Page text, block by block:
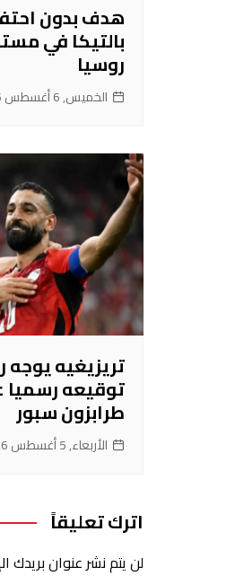
هدف بدون
بالتيكا في
روسيا
الخميس, 6 أغسطس 2026, 4:54
تريزيغيه يوجه
توقيعه رسميا
طرابزون سبور
الأربعاء, 5 أغسطس 2026, 23:54
اترك تعليقاً
لن يتم نشر عنوان بريدك